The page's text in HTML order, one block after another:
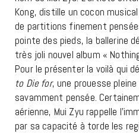
Kong, distille un cocon
de partitions finement
pointe des pieds, la ballerine
très joli nouvel album «
Pour le présenter la voilà qui
to Die for, une prouesse
savamment pensée.
aérienne, Mui Zyu rappelle
par sa capacité à torde les